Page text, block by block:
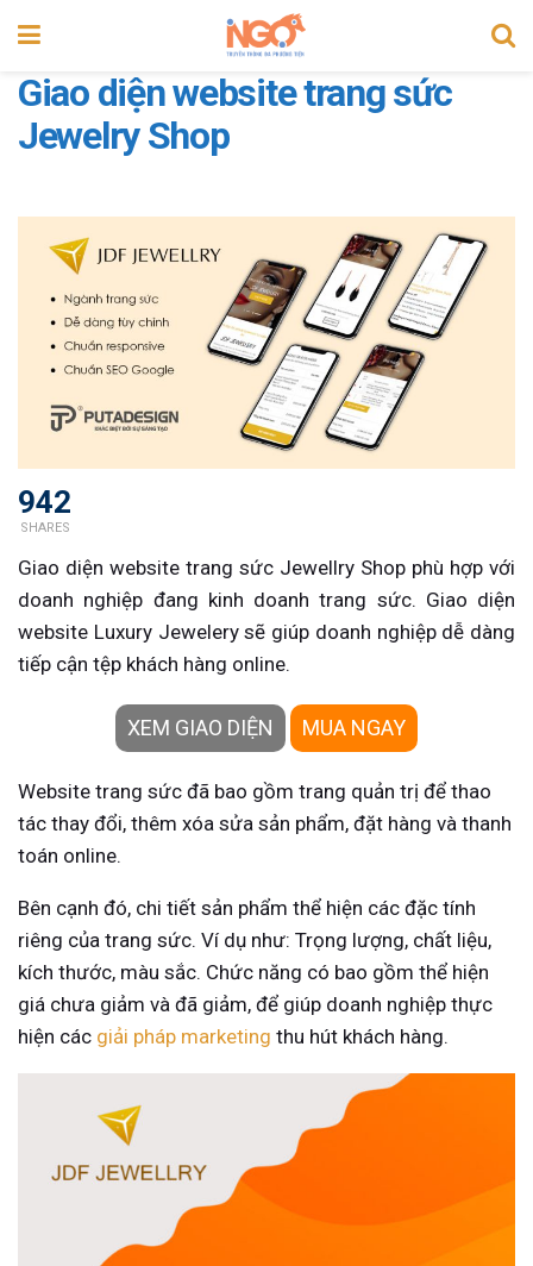
Giao diện website trang sức
Jewelry Shop
942
SHARES
Giao diện website trang sức Jewellry Shop phù hợp với
doanh nghiệp đang kinh doanh trang sức. Giao diện
website Luxury Jewelery sẽ giúp doanh nghiệp dễ dàng
tiếp cận tệp khách hàng online.
XEM GIAO DIỆN MUA NGAY
Website trang sức đã bao gồm trang quản trị để thao
tác thay đổi, thêm xóa sửa sản phẩm, đặt hàng và thanh
toán online.
Bên cạnh đó, chi tiết sản phẩm thể hiện các đặc tính
riêng của trang sức. Ví dụ như: Trọng lượng, chất liệu,
kích thước, màu sắc. Chức năng có bao gồm thể hiện
giá chưa giảm và đã giảm, để giúp doanh nghiệp thực
hiện các giải pháp marketing thu hút khách hàng.